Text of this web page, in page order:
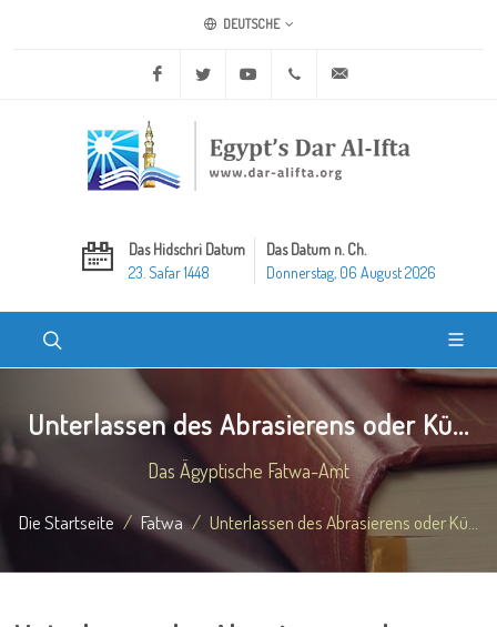
DEUTSCHE
Facebook Twitter Youtube +20 2 25970400
Das Hidschri Datum
23. Safar 1448
Das Datum n. Ch.
Donnerstag, 06 August 2026
Unterlassen des Abrasierens oder Kü...
Das Ägyptische Fatwa-Amt
Die Startseite Fatwa Unterlassen des Abrasierens oder Kü...